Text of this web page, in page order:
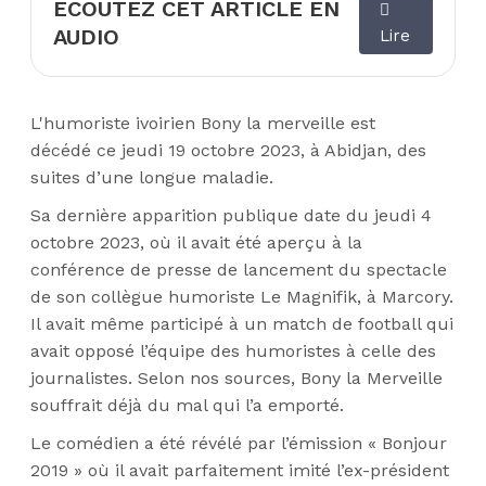
ECOUTEZ CET ARTICLE EN
AUDIO
Lire
L'humoriste ivoirien Bony la merveille est
décédé ce jeudi 19 octobre 2023, à Abidjan, des
suites d’une longue maladie.
Sa dernière apparition publique date du jeudi 4
octobre 2023, où il avait été aperçu à la
conférence de presse de lancement du spectacle
de son collègue humoriste Le Magnifik, à Marcory.
Il avait même participé à un match de football qui
avait opposé l’équipe des humoristes à celle des
journalistes. Selon nos sources, Bony la Merveille
souffrait déjà du mal qui l’a emporté.
Le comédien a été révélé par l’émission « Bonjour
2019 » où il avait parfaitement imité l’ex-président